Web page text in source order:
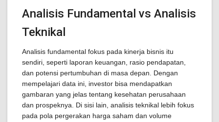
Analisis Fundamental vs Analisis
Teknikal
Analisis fundamental fokus pada kinerja bisnis itu
sendiri, seperti laporan keuangan, rasio pendapatan,
dan potensi pertumbuhan di masa depan. Dengan
mempelajari data ini, investor bisa mendapatkan
gambaran yang jelas tentang kesehatan perusahaan
dan prospeknya. Di sisi lain, analisis teknikal lebih fokus
pada pola pergerakan harga saham dan volume